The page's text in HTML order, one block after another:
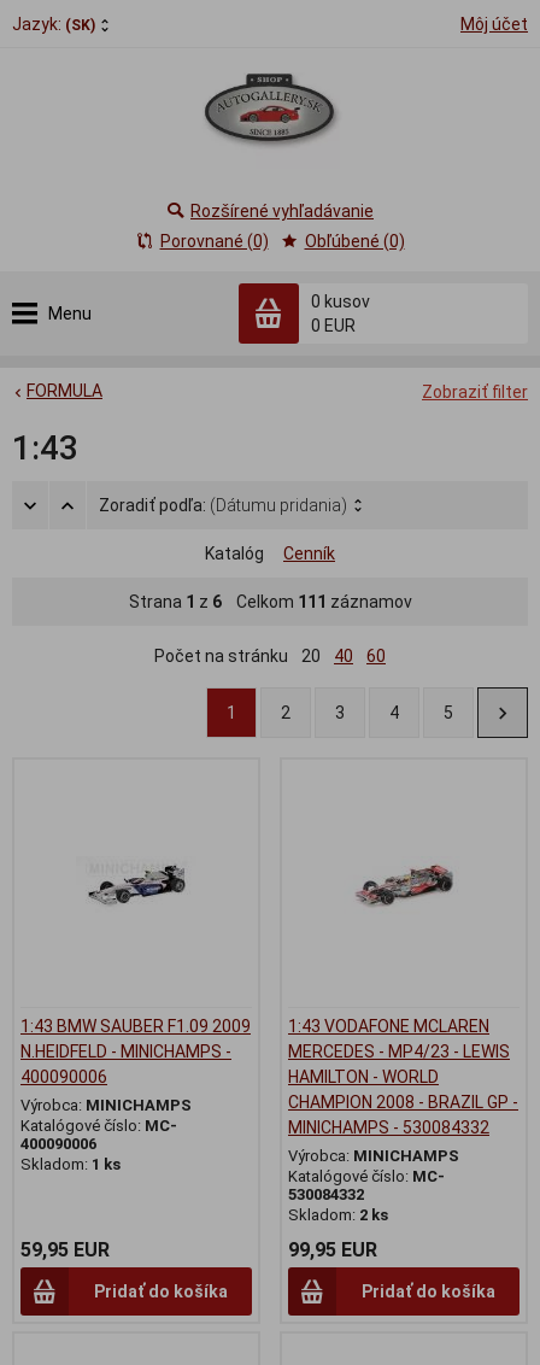
Jazyk: (SK) Môj účet
Menu
0 kusov
0 EUR
Rozšírené vyhľadávanie
Porovnané (0)
Obľúbené (0)
Zobraziť filter
FORMULA
1:43
Zoradiť podľa: (Dátumu pridania)
Katalóg Cenník
Strana 1 z 6Celkom 111 záznamov
Počet na stránku 20 40 60
1 2 3 4 5
1:43 BMW SAUBER F1.09 2009
N.HEIDFELD - MINICHAMPS -
400090006
Výrobca: MINICHAMPS
Katalógové číslo: MC-
400090006
Skladom: 1 ks
59,95 EUR
Pridať do košíka
1:43 VODAFONE MCLAREN
MERCEDES - MP4/23 - LEWIS
HAMILTON - WORLD
CHAMPION 2008 - BRAZIL GP -
MINICHAMPS - 530084332
Výrobca: MINICHAMPS
Katalógové číslo: MC-
530084332
Skladom: 2 ks
99,95 EUR
Pridať do košíka